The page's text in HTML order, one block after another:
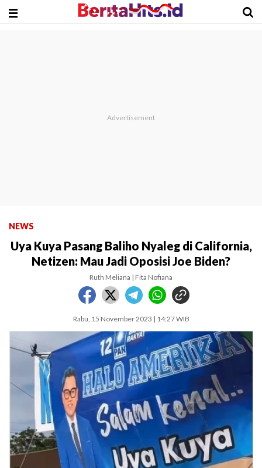
NEWS
Uya Kuya Pasang Baliho Nyaleg di California,
Netizen: Mau Jadi Oposisi Joe Biden?
Ruth Meliana | Fita Nofiana
Rabu, 15 November 2023 | 14:27 WIB